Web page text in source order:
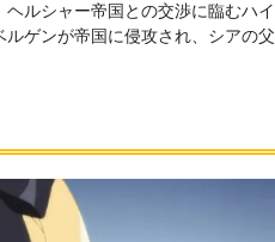
ルシャー帝国との交渉に臨むハイ
ゲンが帝国に侵攻され、シアの父